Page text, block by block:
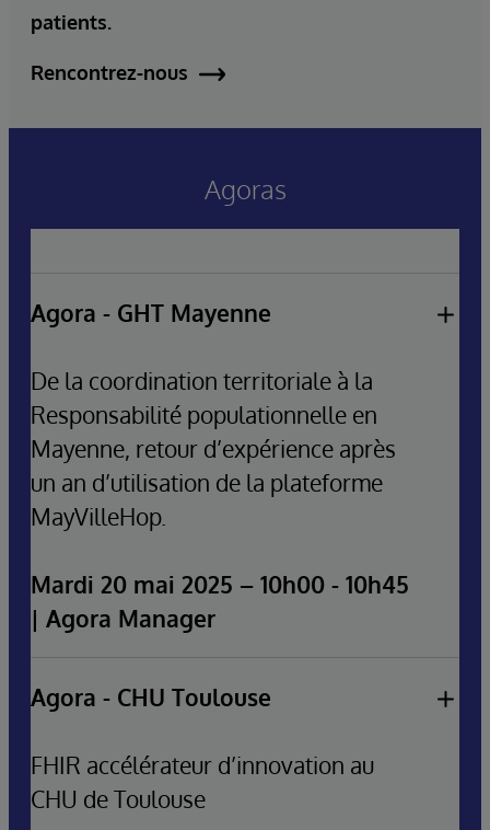
patients.
Rencontrez-nous
Agoras
Agora - GHT Mayenne
De la coordination territoriale à la
Responsabilité populationnelle en
Mayenne, retour d’expérience après
un an d’utilisation de la plateforme
MayVilleHop.
Mardi 20 mai 2025 – 10h00 - 10h45
| Agora Manager
Haut Anjou sur l'utilisation de la plateforme
MayVilleHop : coordination Ville Hôpital, mise en
populationnelle pour une meilleure prise en charge
des patients sur le territoire. Analyse des résultats
Agora - CHU Toulouse
FHIR accélérateur d’innovation au
CHU de Toulouse